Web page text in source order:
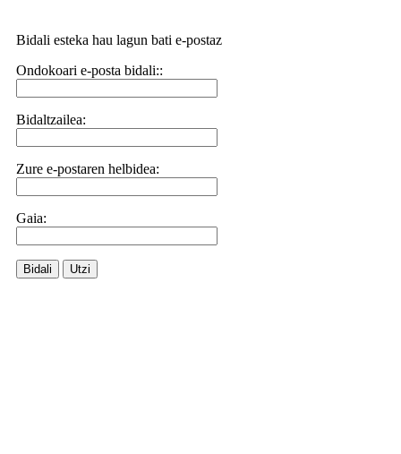
Bidali esteka hau lagun bati e-postaz
Ondokoari e-posta bidali::
Bidaltzailea:
Zure e-postaren helbidea:
Gaia:
Bidali Utzi